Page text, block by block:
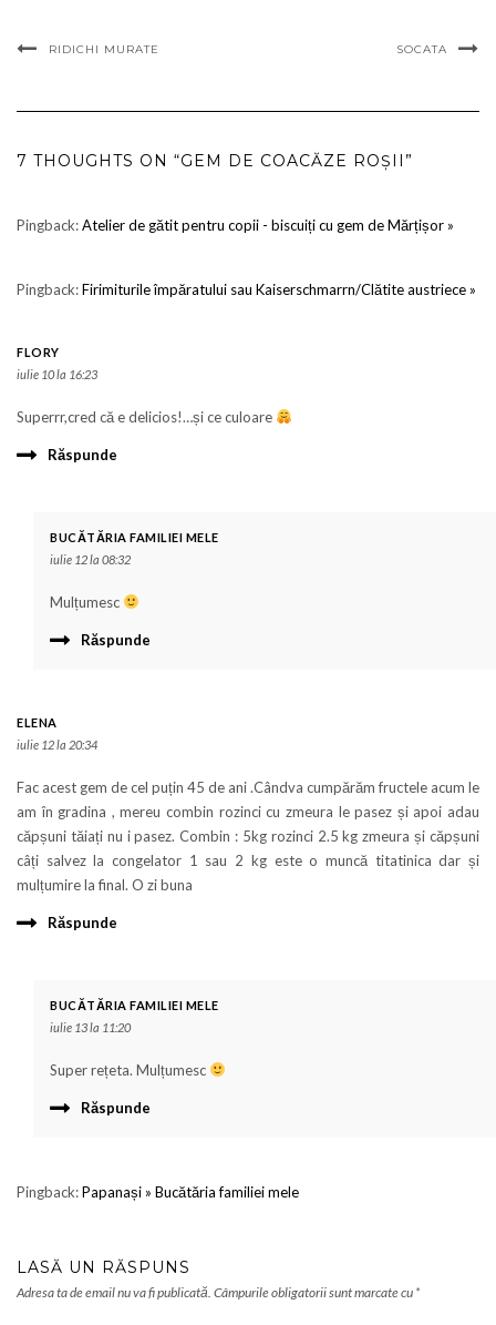
RIDICHI MURATE SOCATA
7 THOUGHTS ON “GEM DE COACĂZE ROȘII”
Pingback:Atelier de gătit pentru copii - biscuiți cu gem de Mărțișor »
Pingback:Firimiturile împăratului sau Kaiserschmarrn/Clătite austriece »
FLORY
iulie 10 la 16:23
Superrr,cred că e delicios!…și ce culoare
Răspunde
BUCĂTĂRIA FAMILIEI MELE
iulie 12 la 08:32
Mulțumesc
Răspunde
ELENA
iulie 12 la 20:34
Fac acest gem de cel puțin 45 de ani .Cândva cumpărăm fructele acum le
am în gradina , mereu combin rozinci cu zmeura le pasez și apoi adau
căpșuni tăiați nu i pasez. Combin : 5kg rozinci 2.5 kg zmeura și căpșuni
câți salvez la congelator 1 sau 2 kg este o muncă titatinica dar și
mulțumire la final. O zi buna
Răspunde
BUCĂTĂRIA FAMILIEI MELE
iulie 13 la 11:20
Super rețeta. Mulțumesc
Răspunde
Pingback:Papanași » Bucătăria familiei mele
LASĂ UN RĂSPUNS
Adresa ta de email nu va fi publicată. Câmpurile obligatorii sunt marcate cu *